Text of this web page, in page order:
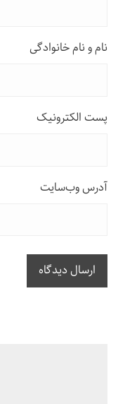
نام و نام خانوادگی
پست الکترونیک
آدرس وب‌سایت
ارسال دیدگاه